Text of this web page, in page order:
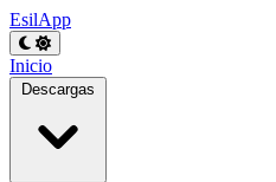
EsilApp
Inicio
Descargas